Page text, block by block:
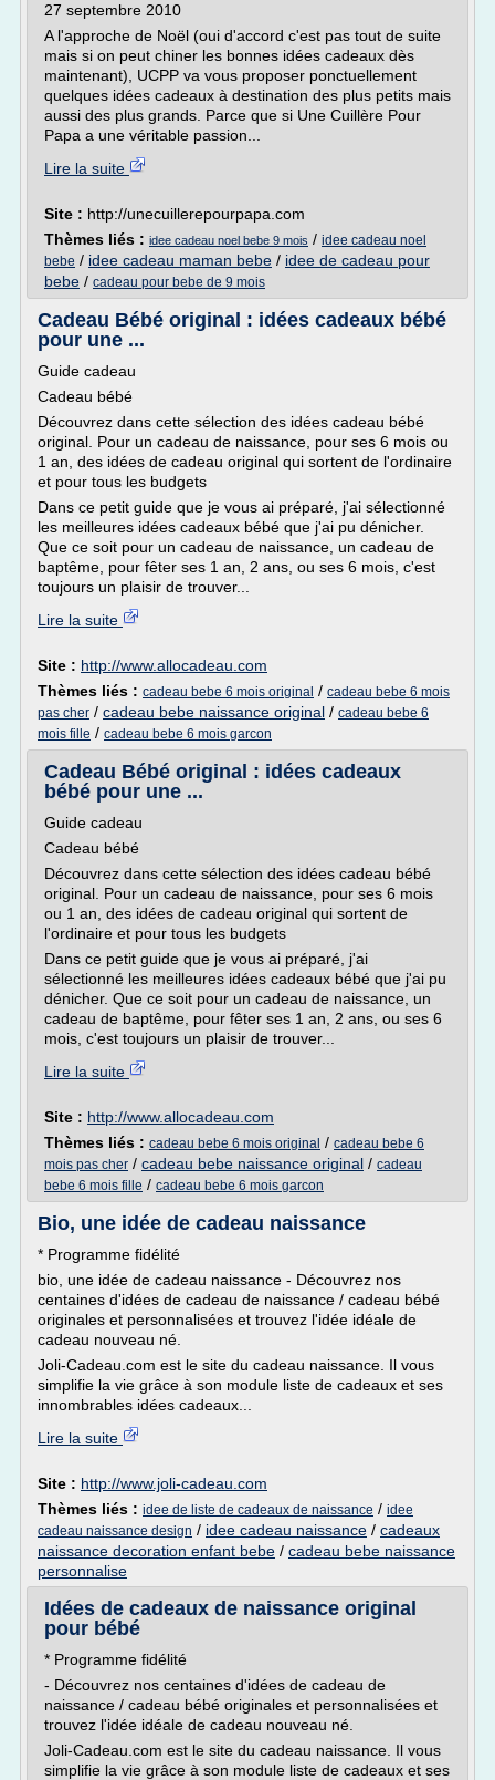
27 septembre 2010
A l'approche de Noël (oui d'accord c'est pas tout de suite
mais si on peut chiner les bonnes idées cadeaux dès
maintenant), UCPP va vous proposer ponctuellement
quelques idées cadeaux à destination des plus petits mais
aussi des plus grands. Parce que si Une Cuillère Pour
Papa a une véritable passion...
Lire la suite
Site : http://unecuillerepourpapa.com
Thèmes liés : idee cadeau noel bebe 9 mois / idee cadeau noel
bebe / idee cadeau maman bebe / idee de cadeau pour
bebe / cadeau pour bebe de 9 mois
Cadeau Bébé original : idées cadeaux bébé
pour une ...
Guide cadeau
Cadeau bébé
Découvrez dans cette sélection des idées cadeau bébé
original. Pour un cadeau de naissance, pour ses 6 mois ou
1 an, des idées de cadeau original qui sortent de l'ordinaire
et pour tous les budgets
Dans ce petit guide que je vous ai préparé, j'ai sélectionné
les meilleures idées cadeaux bébé que j'ai pu dénicher.
Que ce soit pour un cadeau de naissance, un cadeau de
baptême, pour fêter ses 1 an, 2 ans, ou ses 6 mois, c'est
toujours un plaisir de trouver...
Lire la suite
Site : http://www.allocadeau.com
Thèmes liés : cadeau bebe 6 mois original / cadeau bebe 6 mois
pas cher / cadeau bebe naissance original / cadeau bebe 6
mois fille / cadeau bebe 6 mois garcon
Cadeau Bébé original : idées cadeaux
bébé pour une ...
Guide cadeau
Cadeau bébé
Découvrez dans cette sélection des idées cadeau bébé
original. Pour un cadeau de naissance, pour ses 6 mois
ou 1 an, des idées de cadeau original qui sortent de
l'ordinaire et pour tous les budgets
Dans ce petit guide que je vous ai préparé, j'ai
sélectionné les meilleures idées cadeaux bébé que j'ai pu
dénicher. Que ce soit pour un cadeau de naissance, un
cadeau de baptême, pour fêter ses 1 an, 2 ans, ou ses 6
mois, c'est toujours un plaisir de trouver...
Lire la suite
Site : http://www.allocadeau.com
Thèmes liés : cadeau bebe 6 mois original / cadeau bebe 6
mois pas cher / cadeau bebe naissance original / cadeau
bebe 6 mois fille / cadeau bebe 6 mois garcon
Bio, une idée de cadeau naissance
* Programme fidélité
bio, une idée de cadeau naissance - Découvrez nos
centaines d'idées de cadeau de naissance / cadeau bébé
originales et personnalisées et trouvez l'idée idéale de
cadeau nouveau né.
Joli-Cadeau.com est le site du cadeau naissance. Il vous
simplifie la vie grâce à son module liste de cadeaux et ses
innombrables idées cadeaux...
Lire la suite
Site : http://www.joli-cadeau.com
Thèmes liés : idee de liste de cadeaux de naissance / idee
cadeau naissance design / idee cadeau naissance / cadeaux
naissance decoration enfant bebe / cadeau bebe naissance
personnalise
Idées de cadeaux de naissance original
pour bébé
* Programme fidélité
- Découvrez nos centaines d'idées de cadeau de
naissance / cadeau bébé originales et personnalisées et
trouvez l'idée idéale de cadeau nouveau né.
Joli-Cadeau.com est le site du cadeau naissance. Il vous
simplifie la vie grâce à son module liste de cadeaux et ses